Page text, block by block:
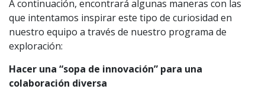
A continuación, encontrará algunas maneras con las
que intentamos inspirar este tipo de curiosidad en
nuestro equipo a través de nuestro programa de
exploración:
Hacer una “sopa de innovación” para una
colaboración diversa